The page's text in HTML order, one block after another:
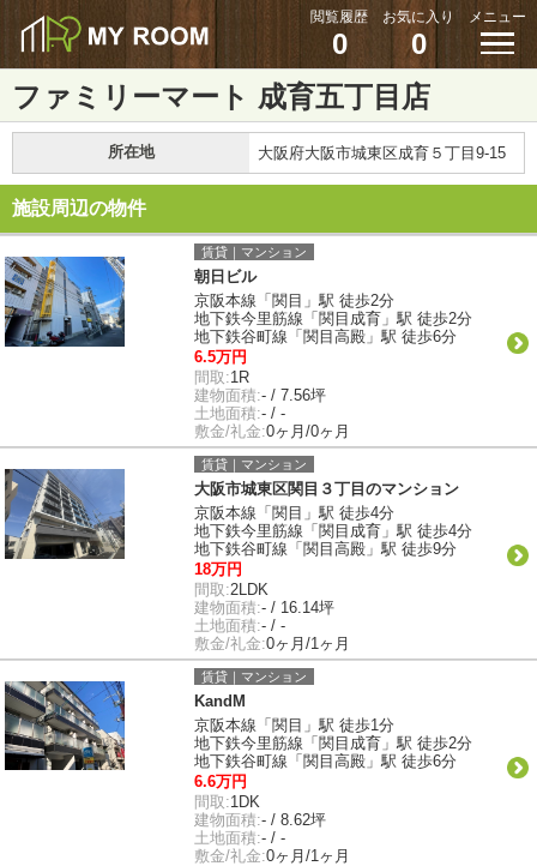
閲覧履歴
0
お気に入り
0
メニュー
ファミリーマート 成育五丁目店
所在地 大阪府大阪市城東区成育５丁目9-15
施設周辺の物件
賃貸｜マンション
朝日ビル
京阪本線「関目」駅 徒歩2分
地下鉄今里筋線「関目成育」駅 徒歩2分
地下鉄谷町線「関目高殿」駅 徒歩6分
6.5万円
間取:1R
建物面積:- / 7.56坪
土地面積:- / -
敷金/礼金:0ヶ月/0ヶ月
賃貸｜マンション
大阪市城東区関目３丁目のマンション
京阪本線「関目」駅 徒歩4分
地下鉄今里筋線「関目成育」駅 徒歩4分
地下鉄谷町線「関目高殿」駅 徒歩9分
18万円
間取:2LDK
建物面積:- / 16.14坪
土地面積:- / -
敷金/礼金:0ヶ月/1ヶ月
賃貸｜マンション
KandM
京阪本線「関目」駅 徒歩1分
地下鉄今里筋線「関目成育」駅 徒歩2分
地下鉄谷町線「関目高殿」駅 徒歩6分
6.6万円
間取:1DK
建物面積:- / 8.62坪
土地面積:- / -
敷金/礼金:0ヶ月/1ヶ月